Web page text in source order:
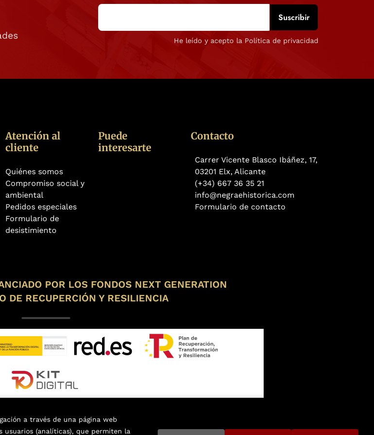
He leído y acepto la Política de privacidad
Atención al
cliente
Quiénes somos
Compromiso social y
ambiental
Pedidos especiales
Formulario de
desistimiento
Puede
interesarte
Contacto
Carrer Vicente Blasco Ibáñez, 17,
03201 Elx, Alicante
(+34) 667 36 35 21
info@negraehistorica.com
Formulario de contacto
POR LOS FONDOS NEXT GENERATION
DE RECUPERCIÓN Y RESILIENCIA
a través de una página web
usuarios (analíticas), que permiten la